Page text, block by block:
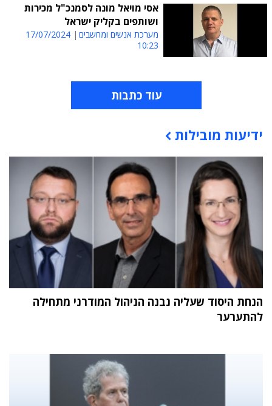
אסי מויאל מונה לסמנכ"ל מכירות
ושותפים בקליק ישראל
מערכת אנשים ומחשבים
17/07/2024
10:23
עוד כתבות
תוכן פרסומי
ידיעות מובילות
הנחת היסוד שעליה נבנה הניהול המודרני מתחילה
להתערער